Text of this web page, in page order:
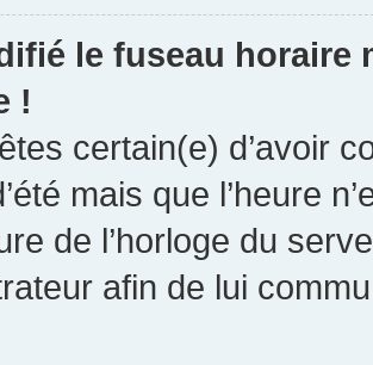
le fuseau horaire
!
certain(e) d’avoir
mais que l’heure
de l’horloge du
afin de lui